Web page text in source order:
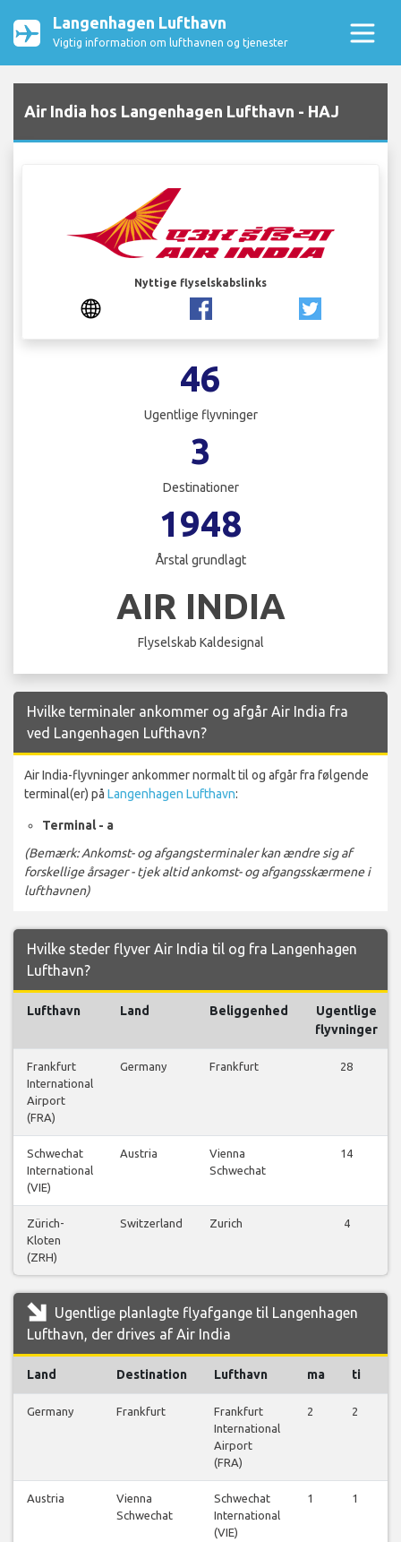
Langenhagen Lufthavn
Vigtig information om lufthavnen og tjenester
Air India hos Langenhagen Lufthavn - HAJ
Nyttige flyselskabslinks
46
Ugentlige flyvninger
3
Destinationer
1948
Årstal grundlagt
AIR INDIA
Flyselskab Kaldesignal
Hvilke terminaler ankommer og afgår Air India fra
ved Langenhagen Lufthavn?
Air India-flyvninger ankommer normalt til og afgår fra følgende
terminal(er) på Langenhagen Lufthavn:
Terminal - a
(Bemærk: Ankomst- og afgangsterminaler kan ændre sig af
forskellige årsager - tjek altid ankomst- og afgangsskærmene i
lufthavnen)
Hvilke steder flyver Air India til og fra Langenhagen
Lufthavn?
Lufthavn Land Beliggenhed
Ugentlige
flyvninger
Frankfurt
International
Airport
(FRA)
Germany Frankfurt 28
Schwechat
International
(VIE)
Austria
Vienna
Schwechat
14
Zürich-
Kloten
(ZRH)
Switzerland Zurich 4
Ugentlige planlagte flyafgange til Langenhagen
Lufthavn, der drives af Air India
Land Destination Lufthavn ma ti
Germany Frankfurt
Frankfurt
International
Airport
(FRA)
2 2
Austria
Vienna
Schwechat
Schwechat
International
(VIE)
1 1